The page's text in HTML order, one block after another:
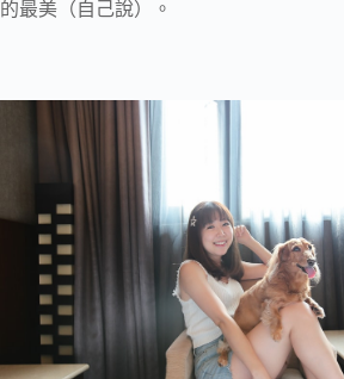
的最美（自己說）。